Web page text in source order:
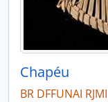
Chapéu
BR DFFUNAI